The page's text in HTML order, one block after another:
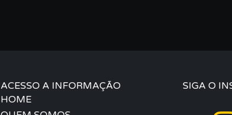
ACESSO A INFORMAÇÃO
HOME
SIGA O